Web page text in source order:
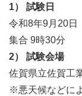
1） 試験日
令和8年9月20日
集合 9時30分
2） 試験会場
佐賀県立佐賀工
※悪天候などに